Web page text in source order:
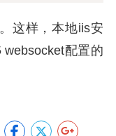
这样，本地iis安
配置的